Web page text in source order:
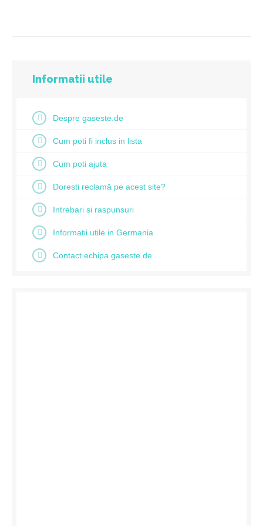
Informatii utile
Despre gaseste.de
Cum poti fi inclus in lista
Cum poti ajuta
Doresti reclamă pe acest site?
Intrebari si raspunsuri
Informatii utile in Germania
Contact echipa gaseste.de